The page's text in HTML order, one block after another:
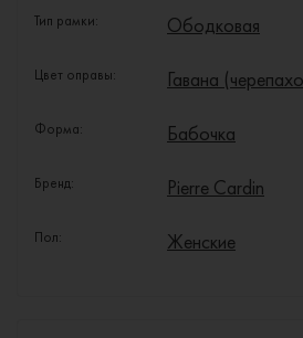
Тип рамки: Ободковая
Цвет оправы: Гавана
Форма: Бабочка
Бренд: Pierre Cardin
Пол: Женские